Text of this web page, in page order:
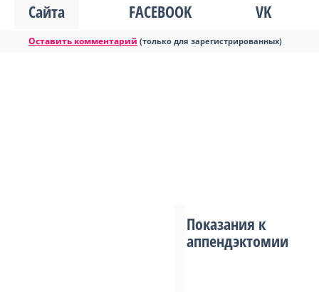
Сайта
FACEBOOK VK
Оставить комментарий (только для зарегистрированных)
Показания к
аппендэктомии